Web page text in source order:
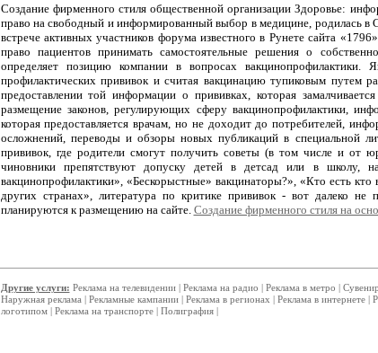
Создание фирменного стиля общественной организации Здоровье:
право на свободный и информированный выбор в медицине, родилась в
встрече активных участников форума известного в Рунете сайта
право пациентов принимать самостоятельные решения о
определяет позицию компании в вопросах вакцинопрофилактики.
профилактических прививок и считая вакцинацию тупиковым путем
предоставлении той информации о прививках, которая
размещение законов, регулирующих сферу вакцинопрофилактики,
которая предоставляется врачам, но не доходит до потребителей,
осложнений, переводы и обзоры новых публикаций в специальной
прививок, где родители смогут получить советы (в том числе и от
чиновники препятствуют допуску детей в детсад или в школу,
вакцинопрофилактики», «Бескорыстные» вакцинаторы?», «Кто есть
других странах», литература по критике прививок - вот далеко не
планируются к размещению на сайте. Создание фирменного стиля на
Другие услуги: Реклама на телевидении| Реклама на радио | Реклама в метро |
Наружная реклама | Рекламные кампании| Реклама в регионах | Реклама в интернете|
логотипом| Реклама на транспорте| Полиграфия|